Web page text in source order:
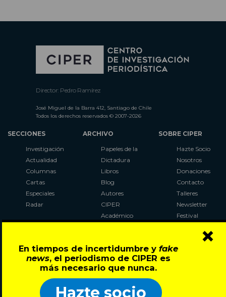
En tiempos de incertidumbre y fake
news, el periodismo de CIPER es
más necesario que nunca.
Hazte socio
×
Director: Pedro Ramírez
José Miguel de la Barra 412, Santiago de Chile
Todos los derechos reservados © 2007-2026
SECCIONES
Investigación
Actualidad
Columnas
Cartas
Especiales
Radar
ARCHIVO
Papeles de la
Dictadura
Libros
Blog
Autores
CIPER
Académico
Al Plebiscito
con CIPER
SOBRE CIPER
Hazte Socio
Nosotros
Donaciones
Contacto
Talleres
Newsletter
Festival